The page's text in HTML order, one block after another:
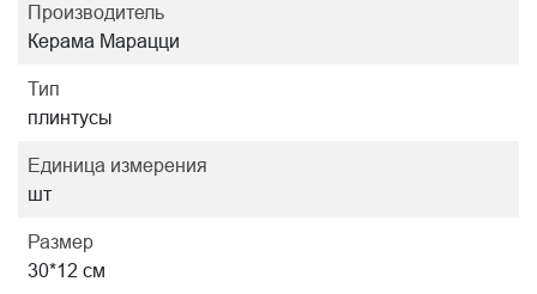
Производитель
Керама Марацци
Тип
плинтусы
Единица измерения
шт
Размер
30*12 см